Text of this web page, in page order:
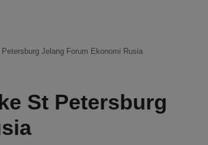
Jelang Forum Ekonomi Rusia
St Petersburg